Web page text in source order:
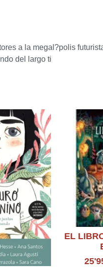
a la megal?polis
del largo ti
EL